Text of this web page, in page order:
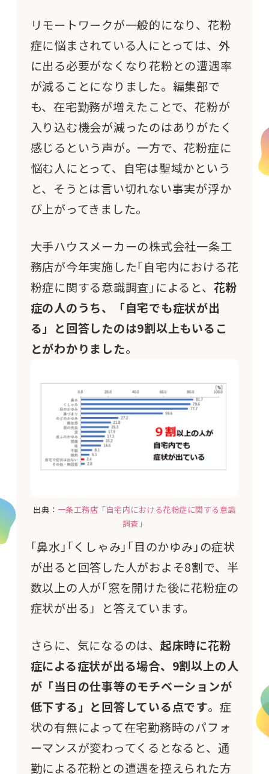
リモートワークが一般的になり、花粉
症に悩まされている人にとっては、外
に出る必要がなくなり花粉との遭遇率
が減ることになりました。編集部で
も、在宅勤務が増えたことで、花粉が
入り込む機会が減ったのはありがたく
感じるという声が。一方で、花粉症に
悩む人にとって、自宅は聖域かという
と、そうとは言い切れない事実が浮か
び上がってきました。
大手ハウスメーカーの株式会社一条工
務店が今年実施した｢自宅内における花
粉症に関する意識調査｣によると、 花粉
症の人のうち、「自宅でも症状が出
る」と回答したのは9割以上もいるこ
とがわかりました。
出典： 一条工務店「自宅内における花粉症に関する意識
調査」
｢鼻水｣｢くしゃみ｣｢目のかゆみ｣の症状
が出ると回答した人がおよそ8割で、半
数以上の人が｢窓を開けた後に花粉症の
症状が出る」と答えています。
さらに、気になるのは、 起床時に花粉
症による症状が出る場合、9割以上の人
が「当日の仕事等のモチベーションが
低下する」と回答している点です。症
状の有無によって在宅勤務時のパフォ
ーマンスが変わってくるとなると、通
勤による花粉との遭遇を控えられた方